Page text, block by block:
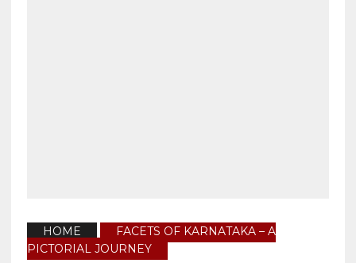
HOME
FACETS OF KARNATAKA – A
PICTORIAL JOURNEY